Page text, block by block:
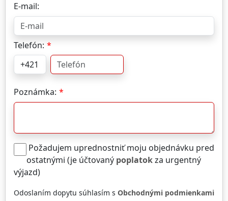
E-mail:
Telefón:
Poznámka:
Požadujem uprednostniť moju objednávku pred
ostatnými (je účtovaný poplatokza urgentný
výjazd)
Odoslaním dopytu súhlasím s Obchodnými podmienkami